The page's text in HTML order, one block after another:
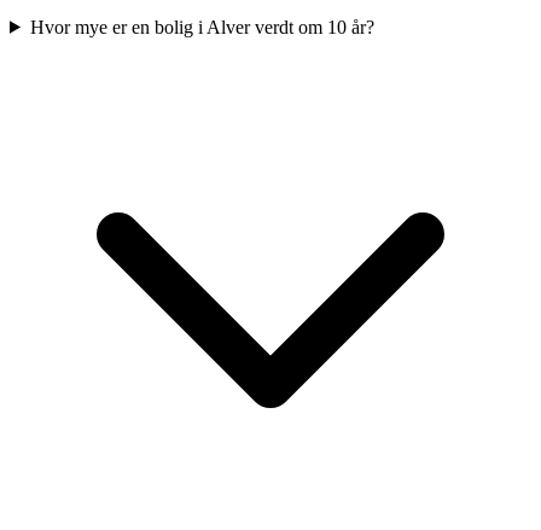
Hvor mye er en bolig i Alver verdt om 10 år?